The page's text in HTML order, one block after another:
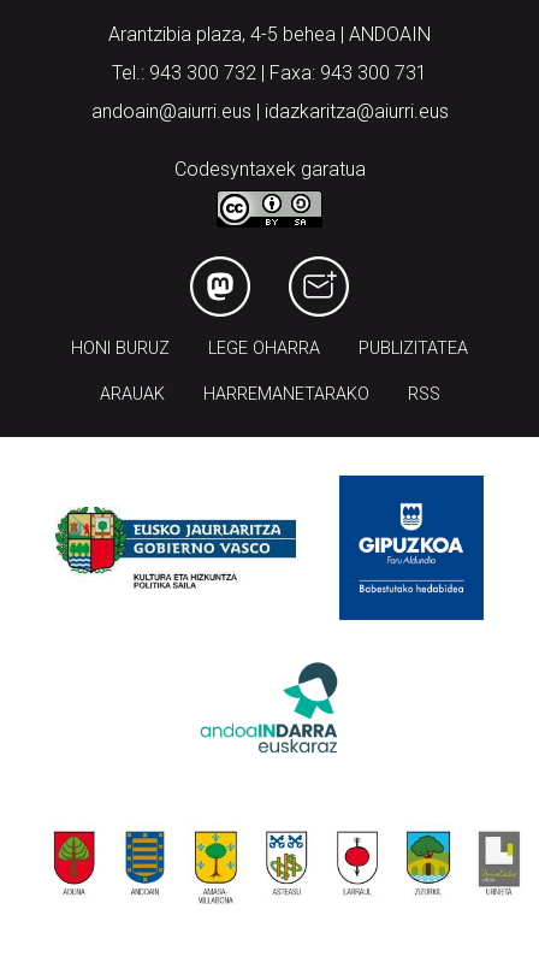
Arantzibia plaza, 4-5 behea | ANDOAIN
Tel.: 943 300 732 | Faxa: 943 300 731
andoain@aiurri.eus | idazkaritza@aiurri.eus
Codesyntaxek garatua
HONI BURUZ LEGE OHARRA PUBLIZITATEA
ARAUAK HARREMANETARAKO RSS